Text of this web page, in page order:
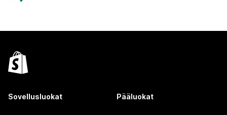
Sovellusluokat Pääluokat